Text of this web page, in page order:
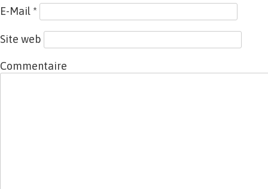
E-Mail *
Site web
Commentaire